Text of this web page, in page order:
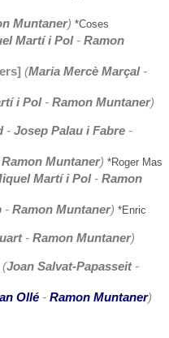
Muntaner) *Coses
Martí i Pol- Ramon
(Maria Mercè Marçal-
i Pol- Ramon Muntaner)
- Josep Palau i Fabre -
Ramon Muntaner) *Roger Mas
Martí i Pol- Ramon
- Ramon Muntaner) *Enric
- Ramon Muntaner)
(Joan Salvat-Papasseit-
Ollé - Ramon Muntaner)